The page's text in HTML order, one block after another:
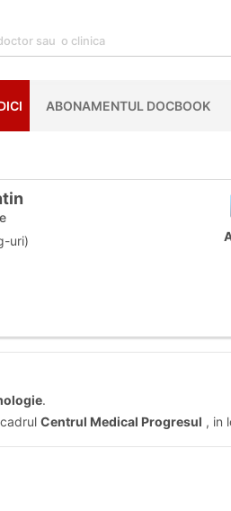
ABONAMENTUL DOCBOOK
uri)
.
Centrul Medical Progresul , in